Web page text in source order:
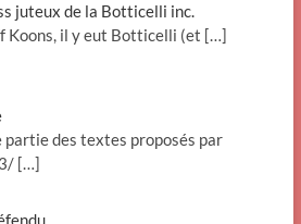
juteux de la Botticelli inc.
Koons, il y eut Botticelli (et […]
partie des textes proposés par
[…]